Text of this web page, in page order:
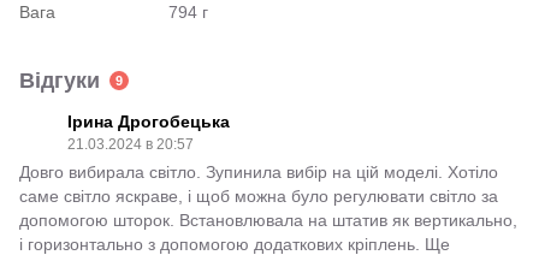
Вага
794 г
Відгуки 9
Ірина Дрогобецька
21.03.2024 в 20:57
Довго вибирала світло. Зупинила вибір на цій моделі. Хотіло
саме світло яскраве, і щоб можна було регулювати світло за
допомогою шторок. Встановлювала на штатив як вертикально,
і горизонтально з допомогою додаткових кріплень. Ще